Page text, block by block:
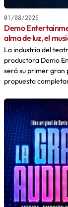
01/08/2026
Demo
alma de luz, el
La industria del
productora Demo
será su primer gran
propuesta